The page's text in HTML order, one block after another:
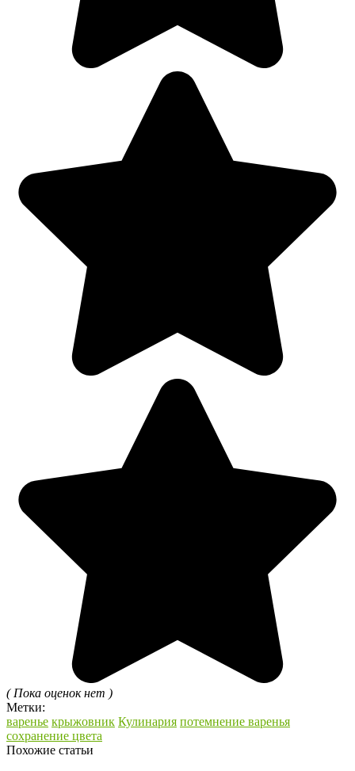
( Пока оценок нет )
Метки:
варенье крыжовник Кулинария потемнение варенья
сохранение цвета
Похожие статьи